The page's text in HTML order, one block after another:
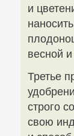
и
весной
Третье
строго
свою